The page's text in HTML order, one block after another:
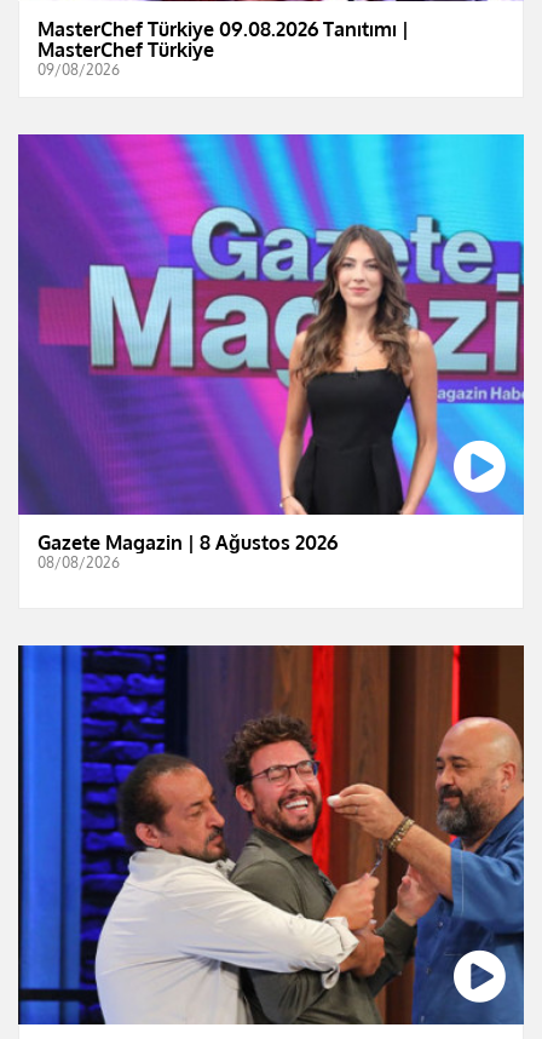
MasterChef Türkiye 09.08.2026 Tanıtımı |
MasterChef Türkiye
09/08/2026
Gazete Magazin | 8 Ağustos 2026
08/08/2026